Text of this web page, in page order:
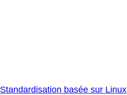
Standardisation basée sur Linux